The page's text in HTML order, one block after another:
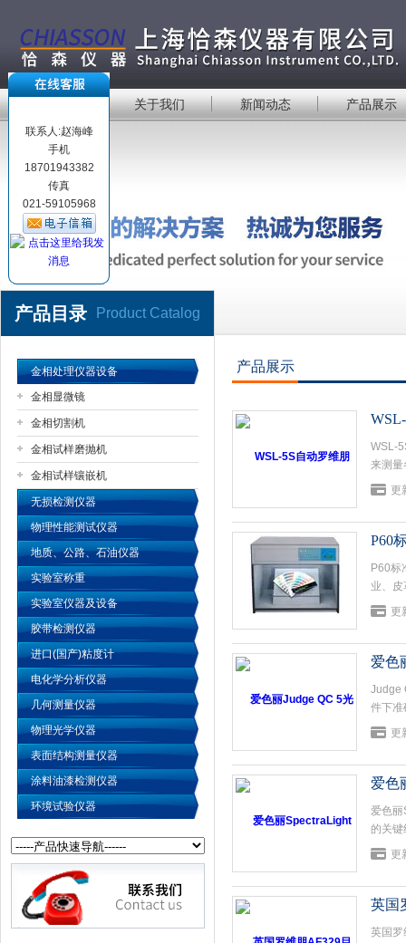
公司名称
关于我们 新闻动态 产品展示
产品目录 Product Catalog
金相处理仪器设备
金相显微镜
金相切割机
金相试样磨抛机
金相试样镶嵌机
无损检测仪器
物理性能测试仪器
地质、公路、石油仪器
实验室称重
实验室仪器及设备
胶带检测仪器
进口(国产)粘度计
电化学分析仪器
几何测量仪器
物理光学仪器
表面结构测量仪器
涂料油漆检测仪器
环境试验仪器
产品展示
WSL-
来测量
更
P60
P60标
业、
使试样
更
爱色
Judge
件下准
更
爱色
爱色丽
的关
需求进
更
英国
英国罗
联系人:赵海峰
手机
18701943382
传真
021-59105968